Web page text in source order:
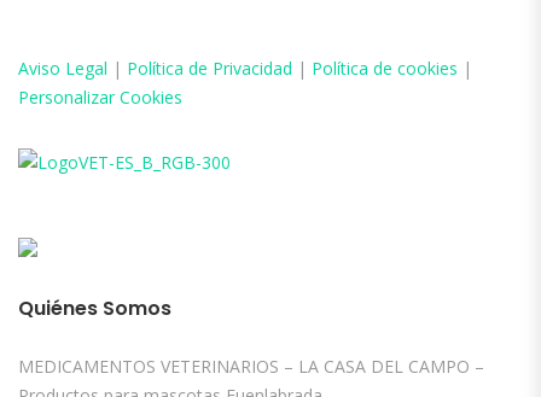
Aviso Legal | Política de Privacidad | Política de cookies |
Personalizar Cookies
Quiénes Somos
MEDICAMENTOS VETERINARIOS – LA CASA DEL CAMPO –